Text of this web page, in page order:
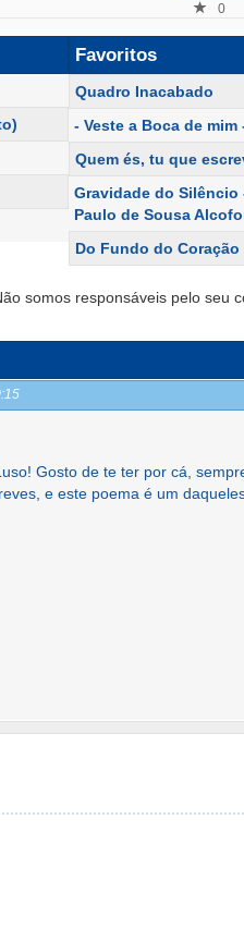
0
Favoritos
Quadro Inacabado
- Veste a Boca de mim
Quem és, tu que
Gravidade do Silêncio
Paulo de Sousa
Do Fundo do Coração
somos responsáveis pelo seu
Gosto de te ter por cá,
e este poema é um